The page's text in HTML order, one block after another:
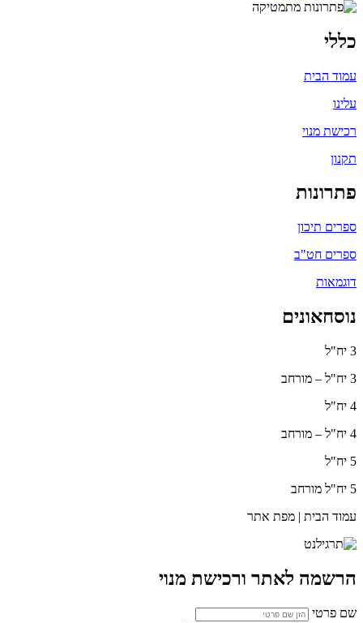
כללי
עמוד הבית
עלינו
רכישת מנוי
תקנון
פתרונות
ספרים תיכון
ספרים חט"ב
דוגמאות
נוסחאונים
3 יח"ל
3 יח"ל – מורחב
4 יח"ל
4 יח"ל – מורחב
5 יח"ל
5 יח"ל מורחב
עמוד הבית | מפת אתר
הרשמה לאתר ורכישת מנוי
שם פרטי